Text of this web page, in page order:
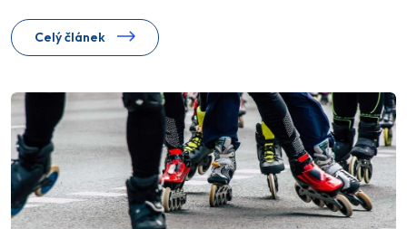
Celý článek